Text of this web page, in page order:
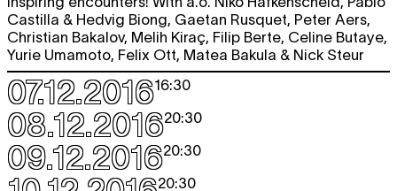
MEANING?
21:00 première
performance
APRIL 2017
za
1.04
Ant Hampton / The Other People
SOMEONE ELSE
12:00 - 20:00
performance ,autoteatro
Castilla & Hedvig Biong, Gaetan Rusquet, Peter Aers,
Christian Bakalov, Melih Kiraç, Filip Berte, Celine Butaye,
Yurie Umamoto, Felix Ott, Matea Bakula & Nick Steur
07.12.201616:30
08.12.201620:30
09.12.201620:30
20:30